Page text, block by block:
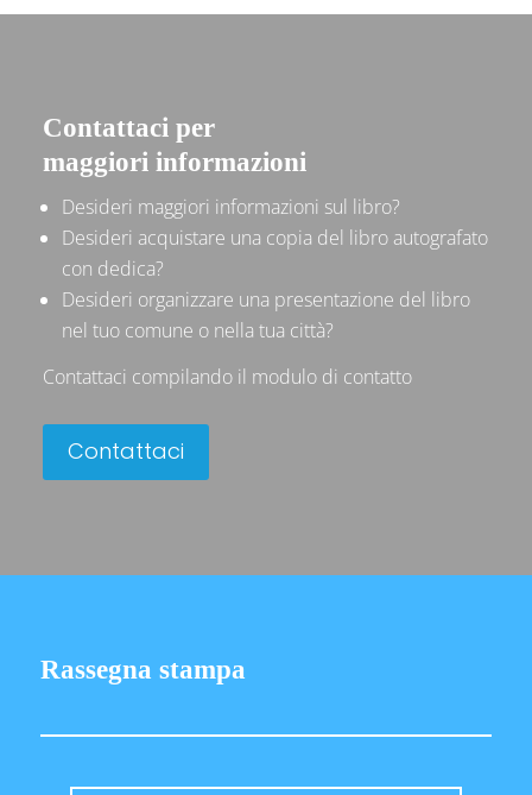
Contattaci per
maggiori informazioni
Desideri maggiori informazioni sul libro?
Desideri acquistare una copia del libro autografato
con dedica?
Desideri organizzare una presentazione del libro
nel tuo comune o nella tua città?
Contattaci compilando il modulo di contatto
Contattaci
Rassegna stampa